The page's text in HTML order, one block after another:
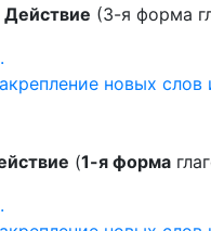
Действие (3-я форма
новых
(1-я форма